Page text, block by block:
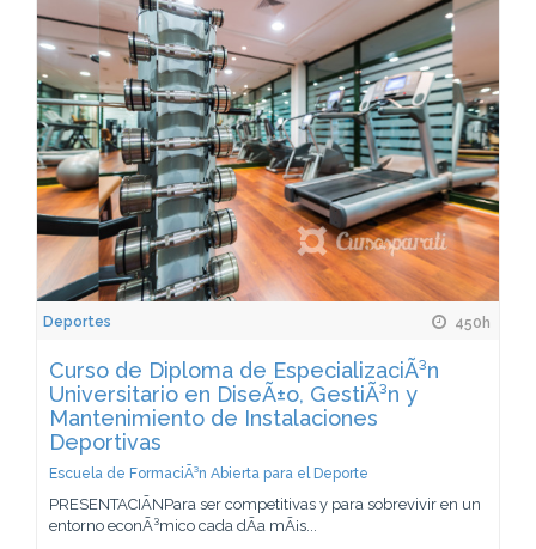
Deportes 450h
Curso de Diploma de EspecializaciÃ³n
Universitario en DiseÃ±o, GestiÃ³n y
Mantenimiento de Instalaciones
Deportivas
Escuela de FormaciÃ³n Abierta para el Deporte
PRESENTACIÃNPara ser competitivas y para sobrevivir en un
entorno econÃ³mico cada dÃ­a mÃ¡s...